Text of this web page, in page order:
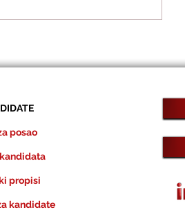
posao
propisi
kandidate